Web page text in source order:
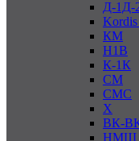
Д-1Д-
КМ
Н1В
К-1К
СМ
СМС
Х
ВК-
НМШ